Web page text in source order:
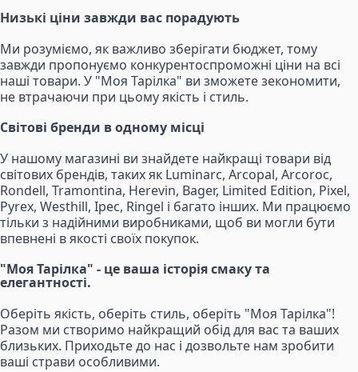
Низькі ціни завжди вас порадують
Ми розуміємо, як важливо зберігати бюджет, тому
завжди пропонуємо конкурентоспроможні ціни на всі
наші товари. У "Моя Тарілка" ви зможете зекономити,
не втрачаючи при цьому якість і стиль.
Світові бренди в одному місці
У нашому магазині ви знайдете найкращі товари від
світових брендів, таких як Luminarc, Arcopal, Arcoroc,
Rondell, Tramontina, Herevin, Bager, Limited Edition, Pixel,
Pyrex, Westhill, Ipec, Ringel і багато інших. Ми працюємо
тільки з надійними виробниками, щоб ви могли бути
впевнені в якості своїх покупок.
"Моя Тарілка" - це ваша історія смаку та
елегантності.
Оберіть якість, оберіть стиль, оберіть "Моя Тарілка"!
Разом ми створимо найкращий обід для вас та ваших
близьких. Приходьте до нас і дозвольте нам зробити
ваші страви особливими.